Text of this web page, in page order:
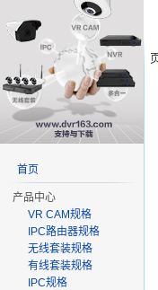
首页
产品中心
VR CAM规格
IPC路由器规格
无线套装规格
有线套装规格
IPC规格